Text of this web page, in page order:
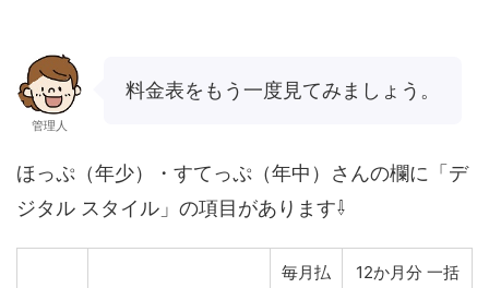
管理人
料金表をもう一度見てみましょう。
ほっぷ（年少）・すてっぷ（年中）さんの欄に「デ
ジタル スタイル」の項目があります⇩
毎月払
12か月分 一括